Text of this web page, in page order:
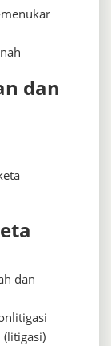
dan
dan
(litigasi)